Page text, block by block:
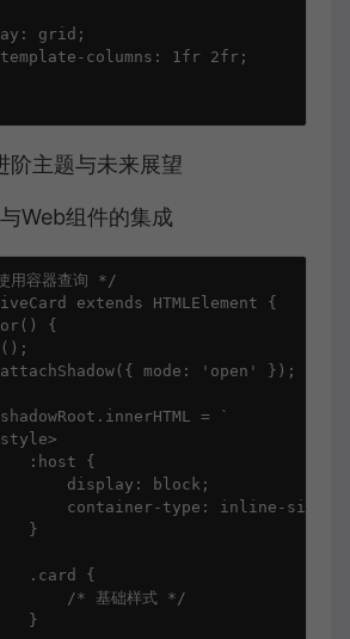
grid;
columns: 1fr 2fr;
阶主题与未来展望
Web组件的集成
用容器查询 */
extends HTMLElement {
{
mode: 'open' });
= `
:host {
display: block;
container-type: inline-size;
}
.card {
/* 基础样式 */
}